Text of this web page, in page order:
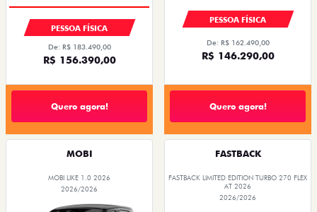
PESSOA FÍSICA
De: R$ 183.490,00
R$ 156.390,00
Quero agora!
PESSOA FÍSICA
De: R$ 162.490,00
R$ 146.290,00
Quero agora!
MOBI
MOBI LIKE 1.0 2026
2026/2026
FASTBACK
FASTBACK LIMITED EDITION TURBO 270 FLEX
AT 2026
2026/2026